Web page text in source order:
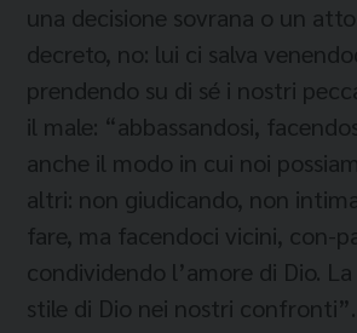
una decisione sovrana o un
decreto, no: lui ci salva
prendendo su di sé i nostri
il male: “abbassandosi,
anche il modo in cui noi
altri: non giudicando, non
fare, ma facendoci vicini, con-
condividendo l’amore di Dio.
stile di Dio nei nostri confronti”.